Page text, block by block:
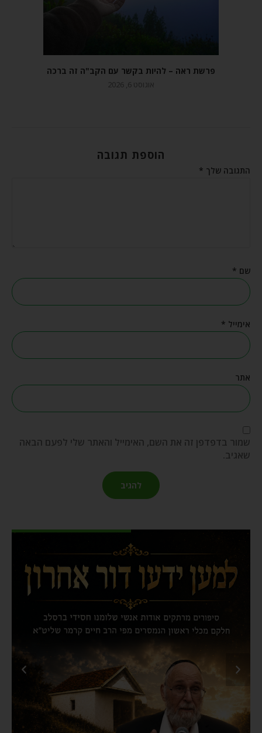
פרשת ראה – להיות בקשר עם הקב"ה זה ברכה
אוגוסט 6, 2026
הוספת תגובה
התגובה שלך *
שם *
אימייל *
אתר
שמור בדפדפן זה את השם, האימייל והאתר שלי לפעם הבאה
שאגיב.